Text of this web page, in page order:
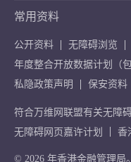
常用资料
公开资料
无障碍浏览
年度整合开放数据计划（
私隐政策声明
保安资料
符合万维网联盟有关无障
无障碍网页嘉许计划
香
© 2026 年香港金融管理局